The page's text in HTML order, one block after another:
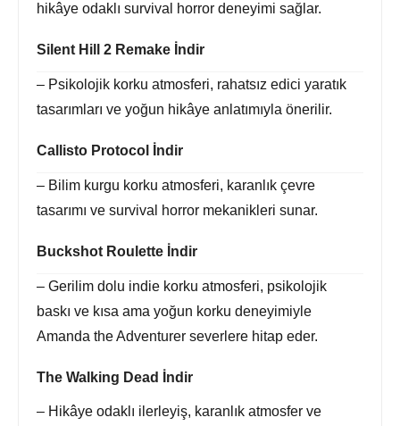
hikâye odaklı survival horror deneyimi sağlar.
Silent Hill 2 Remake İndir
– Psikolojik korku atmosferi, rahatsız edici yaratık
tasarımları ve yoğun hikâye anlatımıyla önerilir.
Callisto Protocol İndir
– Bilim kurgu korku atmosferi, karanlık çevre
tasarımı ve survival horror mekanikleri sunar.
Buckshot Roulette İndir
– Gerilim dolu indie korku atmosferi, psikolojik
baskı ve kısa ama yoğun korku deneyimiyle
Amanda the Adventurer severlere hitap eder.
The Walking Dead İndir
– Hikâye odaklı ilerleyiş, karanlık atmosfer ve